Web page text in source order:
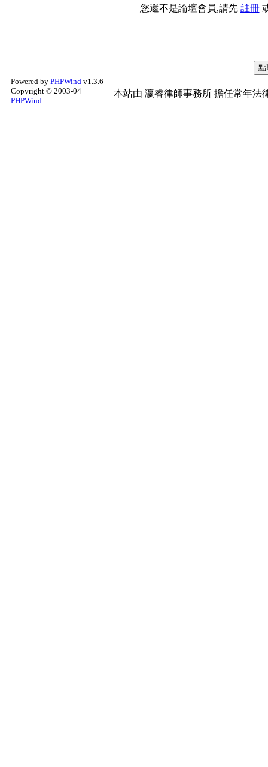
您還不是論壇會員,請先 註冊
Powered by PHPWind v1.3.6
Copyright © 2003-04
PHPWind
本站由 瀛睿律師事務所 擔任常年法